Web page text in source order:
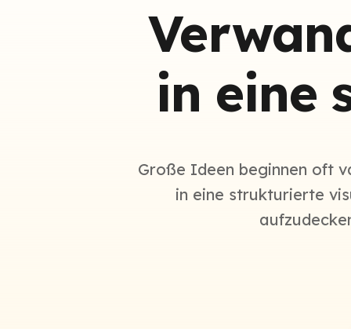
in eine
Große Ideen beginnen oft
in eine strukturierte